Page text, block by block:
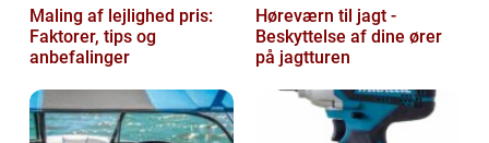
Maling af lejlighed pris:
Faktorer, tips og
anbefalinger
Høreværn til jagt -
Beskyttelse af dine ører
på jagtturen